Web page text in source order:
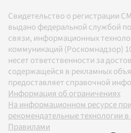
Свидетельство о регистрации
выдано федеральной службой
связи, информационных
коммуникаций (Роскомнадзор)
несет ответственности за
содержащейся в рекламных
предоставляет справочной
Информация об ограничениях
На информационном ресурсе
рекомендательные технологии
Правилами